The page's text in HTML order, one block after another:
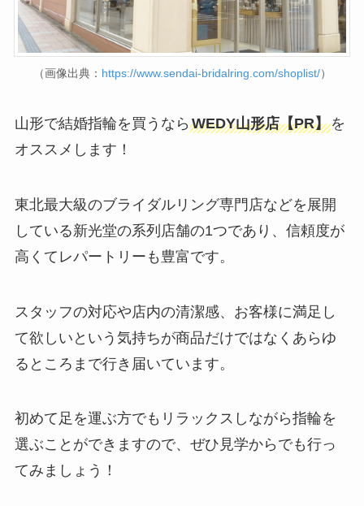
（画像出典： https://www.sendai-bridalring.com/shoplist/）
山形で結婚指輪を買うなら WEDY山形店【PR】を
オススメします！
東北最大級のブライダルリング専門店などを展開
している新光堂の系列店舗の1つであり、信頼度が
高くてレパートリーも豊富です。
スタッフの対応や店内の清潔感、お客様に満足し
て欲しいという気持ちが商品だけではなくあらゆ
るところまで行き届いています。
初めて足を運ぶ方でもリラックスしながら指輪を
選ぶことができますので、ぜひ見学からでも行っ
てみましょう！